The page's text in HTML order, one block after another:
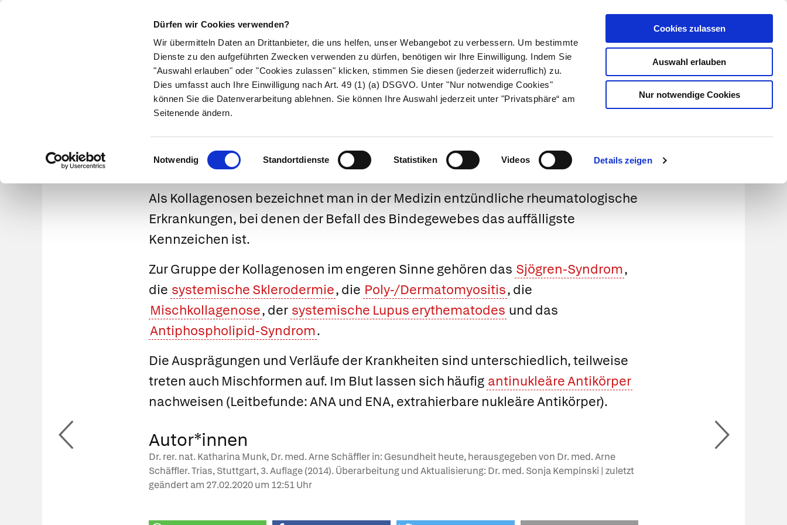
Dürfen wir Cookies verwenden?
Wir übermitteln Daten an Drittanbieter, die uns helfen, unser Webangebot zu verbessern. Um bestimmte
Dienste zu den aufgeführten Zwecken verwenden zu dürfen, benötigen wir Ihre Einwilligung. Indem Sie
"Auswahl erlauben" oder "Cookies zulassen" klicken, stimmen Sie diesen (jederzeit widerruflich) zu.
Dies umfasst auch Ihre Einwilligung nach Art. 49 (1) (a) DSGVO. Unter "Nur notwendige Cookies"
können Sie die Datenverarbeitung ablehnen. Sie können Ihre Auswahl jederzeit unter "Privatsphäre“ am
Seitenende ändern.
Einwilligungsauswahl
Notwendig Standortdienste Statistiken Videos Details zeigen
Cookies zulassen
Auswahl erlauben
Nur notwendige Cookies
Kundenlogin
Suche
Symptome Therapie Medikamente Naturheilkunde Eltern & Kind Gesund leben Über uns
Was sind Kollagenosen?
Als Kollagenosen bezeichnet man in der Medizin entzündliche rheumatologische
Erkrankungen, bei denen der Befall des Bindegewebes das auffälligste
Kennzeichen ist.
Zur Gruppe der Kollagenosen im engeren Sinne gehören das Sjögren-Syndrom,
die systemische Sklerodermie, die Poly-/Dermatomyositis, die
Mischkollagenose, der systemische Lupus erythematodes und das
Antiphospholipid-Syndrom.
Die Ausprägungen und Verläufe der Krankheiten sind unterschiedlich, teilweise
treten auch Mischformen auf. Im Blut lassen sich häufig antinukleäre Antikörper
nachweisen (Leitbefunde: ANA und ENA, extrahierbare nukleäre Antikörper).
Autor*innen
Dr. rer. nat. Katharina Munk, Dr. med. Arne Schäffler in: Gesundheit heute, herausgegeben von Dr. med. Arne
Schäffler. Trias, Stuttgart, 3. Auflage (2014). Überarbeitung und Aktualisierung: Dr. med. Sonja Kempinski | zuletzt
geändert am 27.02.2020um 12:51 Uhr